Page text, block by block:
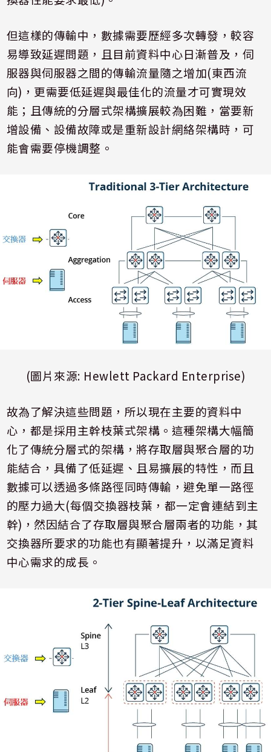
但這樣的傳輸中，數據需要歷經多次轉發，較容
易導致延遲問題，且目前資料中心日漸普及，伺
服器與伺服器之間的傳輸流量隨之增加(東西流
向) ，更需要低延遲與最佳化的流量才可實現效
能；且傳統的分層式架構擴展較為困難，當要新
增設備、設備故障或是重新設計網絡架構時，可
能會需要停機調整。
(圖片來源: Hewlett Packard Enterprise)
故為了解決這些問題，所以現在主要的資料中
心，都是採用主幹枝葉式架構。這種架構大幅簡
化了傳統分層式的架構，將存取層與聚合層的功
能結合，具備了低延遲、且易擴展的特性，而且
數據可以透過多條路徑同時傳輸，避免單一路徑
的壓力過大(每個交換器枝葉，都一定會連結到主
幹) ，然因結合了存取層與聚合層兩者的功能，其
交換器所要求的功能也有顯著提升，以滿足資料
中心需求的成長。